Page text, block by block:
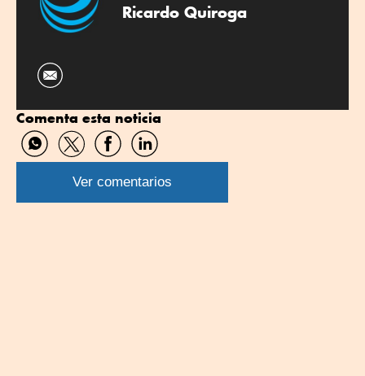
Ricardo Quiroga
Comenta esta noticia
Compartir
por
WhatsApp
Compartir
por
Twitter
Compartir
por
Facebook
Compartir
por
Linkedin
Ver comentarios